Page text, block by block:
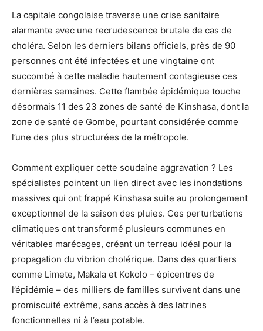
La capitale congolaise traverse une crise sanitaire
alarmante avec une recrudescence brutale de cas de
choléra. Selon les derniers bilans officiels, près de 90
personnes ont été infectées et une vingtaine ont
succombé à cette maladie hautement contagieuse ces
dernières semaines. Cette flambée épidémique touche
désormais 11 des 23 zones de santé de Kinshasa, dont la
zone de santé de Gombe, pourtant considérée comme
l’une des plus structurées de la métropole.
Comment expliquer cette soudaine aggravation ? Les
spécialistes pointent un lien direct avec les inondations
massives qui ont frappé Kinshasa suite au prolongement
exceptionnel de la saison des pluies. Ces perturbations
climatiques ont transformé plusieurs communes en
véritables marécages, créant un terreau idéal pour la
propagation du vibrion cholérique. Dans des quartiers
comme Limete, Makala et Kokolo – épicentres de
l’épidémie – des milliers de familles survivent dans une
promiscuité extrême, sans accès à des latrines
fonctionnelles ni à l’eau potable.